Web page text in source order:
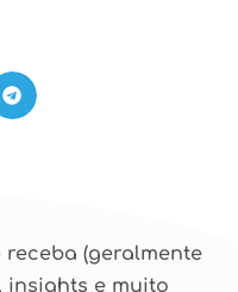
(geralmente
insights e muito